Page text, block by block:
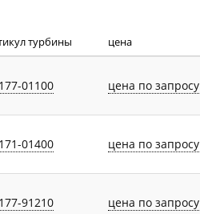
турбины цена
01100 цена по запросу
01400 цена по запросу
91210 цена по запросу